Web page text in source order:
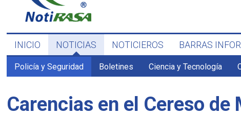
INICIO NOTICIAS NOTICIEROS BARRAS
Policía y Seguridad Boletines Ciencia y Tecnología
Carencias en el Cereso de